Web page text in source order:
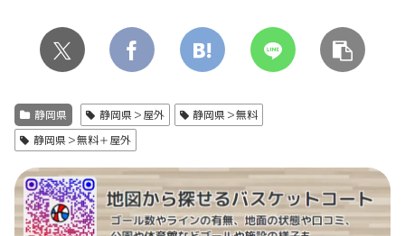
静岡県 静岡県＞屋外
静岡県＞無料
静岡県＞無料＋屋外